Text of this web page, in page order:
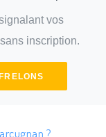
vos
inscription.
?